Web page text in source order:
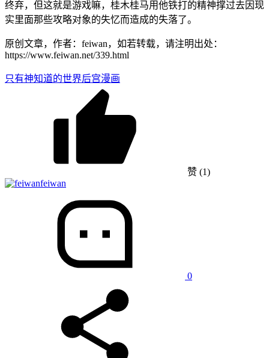
终弃，但这就是游戏嘛，桂木桂马用他铁打的精神撑过去因现
实里面那些攻略对象的失忆而造成的失落了。
原创文章，作者：feiwan，如若转载，请注明出处：
https://www.feiwan.net/339.html
只有神知道的世界后宫漫画
赞 (1)
feiwan
0